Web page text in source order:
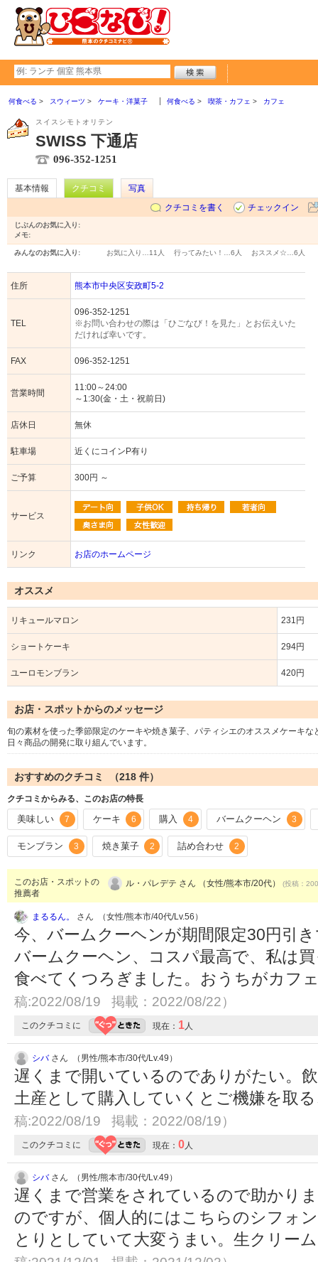
何食べる スウィーツ ケーキ・洋菓子 何食べる 喫茶・カフェ カフェ
スイスシモトオリテン
SWISS 下通店
096-352-1251
基本情報 クチコミ
写真
クチコミを書く
チェックイン
じぶんのお気に入り:
メモ:
みんなのお気に入り: お気に入り… 11人 行ってみたい！… 6人 おススメ☆… 6人
住所 熊本市中央区安政町5-2
TEL
096-352-1251
※お問い合わせの際は「ひごなび！を見た」とお伝えいた
だければ幸いです。
FAX 096-352-1251
営業時間
11:00～24:00
～1:30(金・土・祝前日)
店休日 無休
駐車場 近くにコインP有り
ご予算 300円 ～
サービス
リンク お店のホームページ
オススメ
リキュールマロン 231円
ショートケーキ 294円
ユーロモンブラン 420円
お店・スポットからのメッセージ
旬の素材を使った季節限定のケーキや焼き菓子、パティシエのオススメケーキ
日々商品の開発に取り組んでいます。
おすすめのクチコミ （218 件）
クチコミからみる、このお店の特長
美味しい 7 ケーキ 6 購入 4 バームクーヘン 3
モンブラン 3 焼き菓子 2 詰め合わせ 2
このお店・スポットの
推薦者
ル・パレデテ さん （女性/熊本市/20代） (投稿：
まるるん。 さん （女性/熊本市/40代/Lv.56）
今、バームクーヘンが期間限定30円引
バームクーヘン、コスパ最高で、私は
食べてくつろぎました。おうちがカフ
稿:2022/08/19 掲載：2022/08/22）
このクチコミに 現在： 1人
シバさん （男性/熊本市/30代/Lv.49）
遅くまで開いているのでありがたい。
土産として購入していくとご機嫌を取
稿:2022/08/19 掲載：2022/08/19）
このクチコミに 現在： 0人
シバさん （男性/熊本市/30代/Lv.49）
遅くまで営業をされているので助かり
のですが、個人的にはこちらのシフォ
とりとしていて大変うまい。生クリー